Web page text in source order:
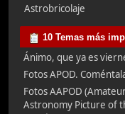
Astrobricolaje
10 Temas más
Ánimo, que ya es
Fotos APOD.
Fotos AAPOD
Astronomy Picture of